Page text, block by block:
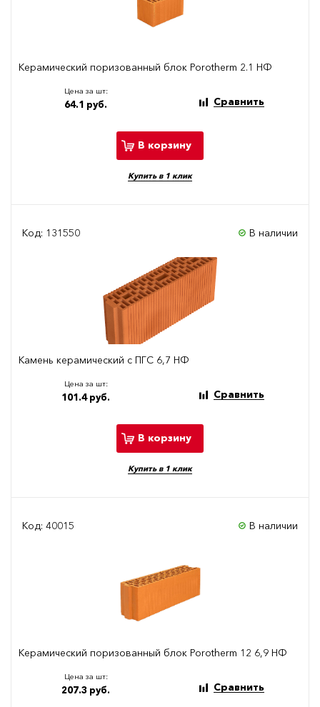
Керамический поризованный блок Porotherm 2.1 НФ
Цена за шт:
64.1 руб. Сравнить
В корзину
Купить в 1 клик
Код: 131550 В наличии
Камень керамический с ПГС 6,7 НФ
Цена за шт:
101.4 руб. Сравнить
В корзину
Купить в 1 клик
Код: 40015 В наличии
Керамический поризованный блок Porotherm 12 6,9 НФ
Цена за шт:
207.3 руб. Сравнить